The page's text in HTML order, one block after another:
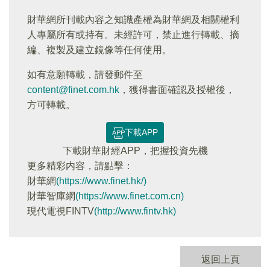
財華網所刊載內容之知識產權為財華網及相關權利
人專屬所有或持有。未經許可，禁止進行轉載、摘
編、複製及建立鏡像等任何使用。
如有意願轉載，請發郵件至
content@finet.com.hk ，獲得書面確認及授權後，
方可轉載。
下載APP
下載財華財經APP，把握投資先機
更多精彩内容，請點擊：
財華網(https://www.finet.hk/)
財華智庫網(https://www.finet.com.cn)
現代電視FINTV(http://www.fintv.hk)
返回上頁